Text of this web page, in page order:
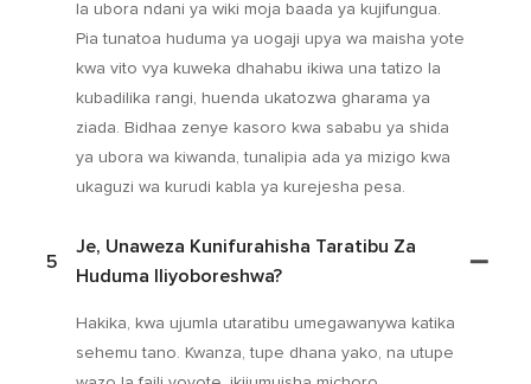
la ubora ndani ya wiki moja baada ya kujifungua.
Pia tunatoa huduma ya uogaji upya wa maisha yote
kwa vito vya kuweka dhahabu ikiwa una tatizo la
kubadilika rangi, huenda ukatozwa gharama ya
ziada. Bidhaa zenye kasoro kwa sababu ya shida
ya ubora wa kiwanda, tunalipia ada ya mizigo kwa
ukaguzi wa kurudi kabla ya kurejesha pesa.
5
Je, Unaweza Kunifurahisha Taratibu Za
Huduma Iliyoboreshwa?
Hakika, kwa ujumla utaratibu umegawanywa katika
sehemu tano. Kwanza, tupe dhana yako, na utupe